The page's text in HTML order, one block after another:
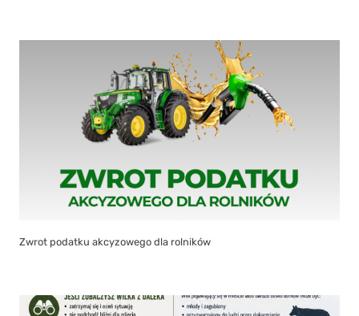
Zwrot podatku akcyzowego dla rolników